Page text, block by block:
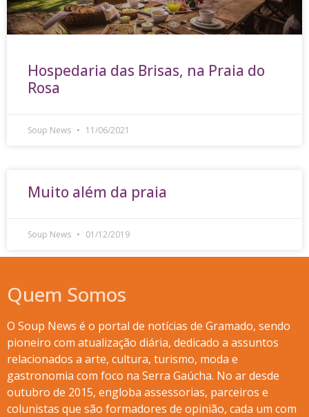
Hospedaria das Brisas, na Praia do
Rosa
Soup News 11/06/2021
Muito além da praia
Soup News 01/12/2019
Quem Somos
O Soup News é o portal de notícias de Gramado, sendo
pioneiro com atualização diária, dedicado a assuntos
relacionados a arte, cultura, turismo, moda e
gastronomia com foco na Serra Gaúcha. No ar desde
outubro de 2015, engloba assessorias, parceiros e
colunistas que são formadores de opinião, cada um com